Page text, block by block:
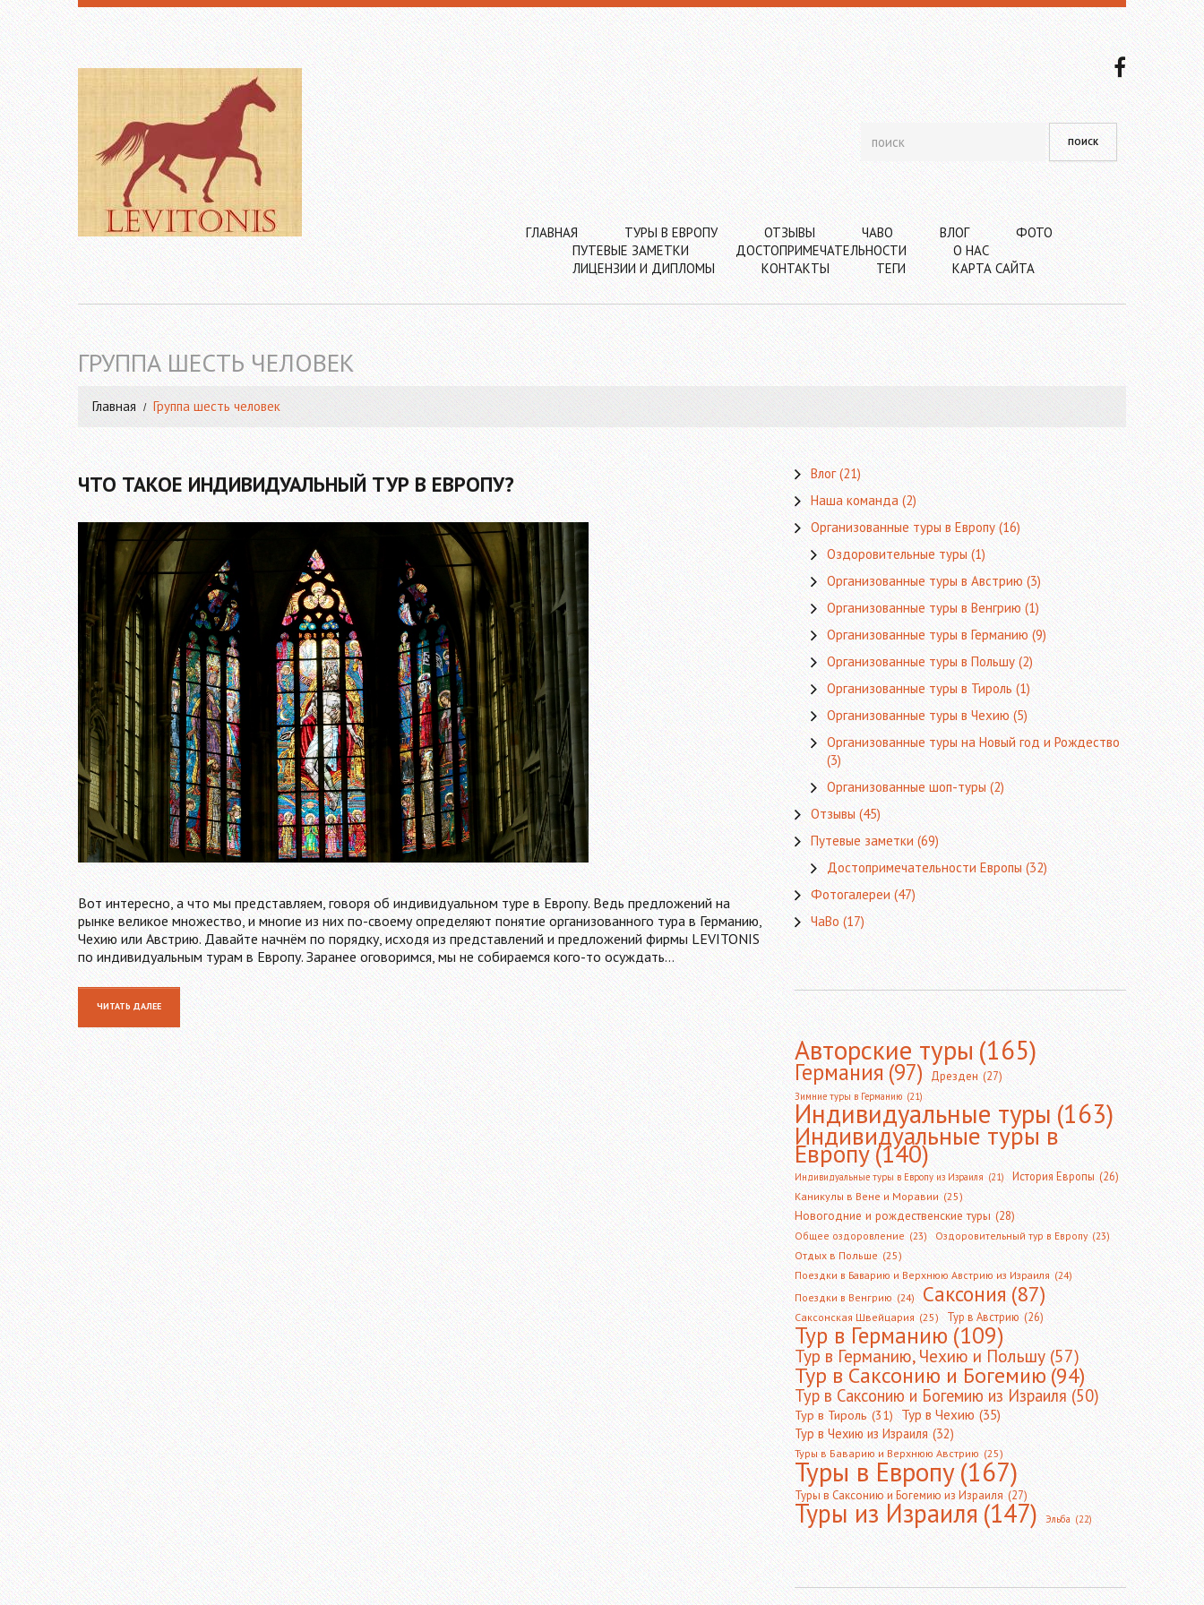
ГЛАВНАЯ ТУРЫ В ЕВРОПУ ОТЗЫВЫ ЧАВО ВЛОГ
ФОТО
ПУТЕВЫЕ ЗАМЕТКИ
ДОСТОПРИМЕЧАТЕЛЬНОСТИ
О НАС
ЛИЦЕНЗИИ И ДИПЛОМЫ
КОНТАКТЫ ТЕГИ КАРТА САЙТА
ГРУППА ШЕСТЬ ЧЕЛОВЕК
Главная Группа шесть человек
ЧТО ТАКОЕ ИНДИВИДУАЛЬНЫЙ ТУР В ЕВРОПУ?
Вот интересно, а что мы представляем, говоря об индивидуальном туре в Европу. Ведь предложений на
рынке великое множество, и многие из них по-своему определяют понятие организованного тура в Германию,
Чехию или Австрию. Давайте начнём по порядку, исходя из представлений и предложений фирмы LEVITONIS
по индивидуальным турам в Европу. Заранее оговоримся, мы не собираемся кого-то осуждать…
ЧИТАТЬ ДАЛЕЕ
Влог(21)
Наша команда(2)
Организованные туры в Европу(16)
Оздоровительные туры(1)
Организованные туры в Австрию(3)
Организованные туры в Венгрию(1)
Организованные туры в Германию(9)
Организованные туры в Польшу(2)
Организованные туры в Тироль(1)
Организованные туры в Чехию(5)
Организованные туры на Новый год и Рождество
(3)
Организованные шоп-туры(2)
Отзывы(45)
Путевые заметки(69)
Достопримечательности Европы(32)
Фотогалереи(47)
ЧаВо(17)
Авторские туры(165)
Германия(97) Дрезден (27)
Зимние туры в Германию (21)
Индивидуальные туры(163)
Индивидуальные туры в
Европу(140)
Индивидуальные туры в Европу из Израиля (21) История Европы (26)
Каникулы в Вене и Моравии (25)
Новогодние и рождественские туры (28)
Общее оздоровление (23) Оздоровительный тур в Европу (23)
Отдых в Польше (25)
Поездки в Баварию и Верхнюю Австрию из Израиля (24)
Поездки в Венгрию (24) Саксония (87)
Саксонская Швейцария (25) Тур в Австрию (26)
Тур в Германию(109)
Тур в Германию, Чехию и Польшу (57)
Тур в Саксонию и Богемию(94)
Тур в Саксонию и Богемию из Израиля (50)
Тур в Тироль (31) Тур в Чехию (35)
Тур в Чехию из Израиля (32)
Туры в Баварию и Верхнюю Австрию (25)
Туры в Европу(167)
Туры в Саксонию и Богемию из Израиля (27)
Туры из Израиля(147) Эльба (22)